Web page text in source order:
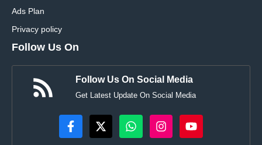
Ads Plan
Privacy policy
Follow Us On
Follow Us On Social Media
Get Latest Update On Social Media